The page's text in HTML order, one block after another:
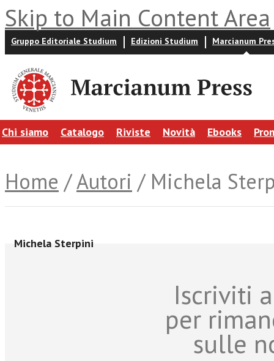
Skip to Main Content Area
Gruppo Editoriale Studium Edizioni Studium Marcianum
Chi siamo Catalogo Riviste Novità Ebooks
Home /Autori / Michela
Michela Sterpini
Iscriviti
per
sulle